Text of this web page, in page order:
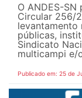
O ANDES-
Circular 256/
levantamento
públicas,
Sindicato
multicampi e/
Publicado em: 25 de